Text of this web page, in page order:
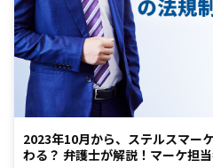
2023年10月から、ステルスマー
わる？ 弁護士が解説！マーケ担